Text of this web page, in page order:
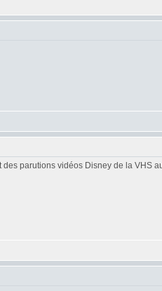
parutions vidéos Disney de la VHS